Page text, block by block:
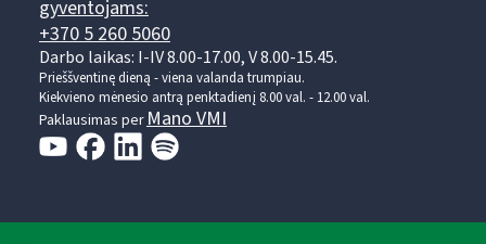
gyventojams:
+370 5 260 5060
Darbo laikas: I-IV 8.00-17.00, V 8.00-15.45.
Prieššventinę dieną - viena valanda trumpiau.
Kiekvieno mėnesio antrą penktadienį 8.00 val. - 12.00 val.
Paklausimas per Mano VMI